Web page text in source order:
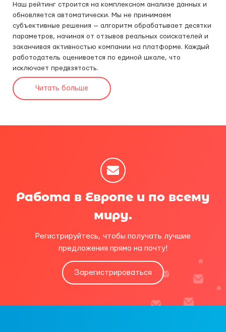
Наш рейтинг строится на комплексном анализе данных и
обновляется автоматически. Мы не принимаем
субъективные решения — алгоритм обрабатывает десятки
параметров, начиная от отзывов реальных соискателей и
заканчивая активностью компании на платформе. Каждый
работодатель оценивается по единой шкале, что
исключает предвзятость.
Читать больше
Работа в Европе и по всему
миру.
Регистрируйтесь, чтобы получать лучшие
предложения прямо на почту!
Зарегистрироваться